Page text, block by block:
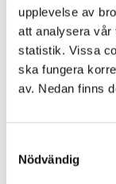
upplevelse av
att analysera vår
statistik. Vissa
ska fungera
av. Nedan finns
Nödvändig
Riktlinjer för
Riktlinjer för
Riktlinjer för
Samarbetsavtal